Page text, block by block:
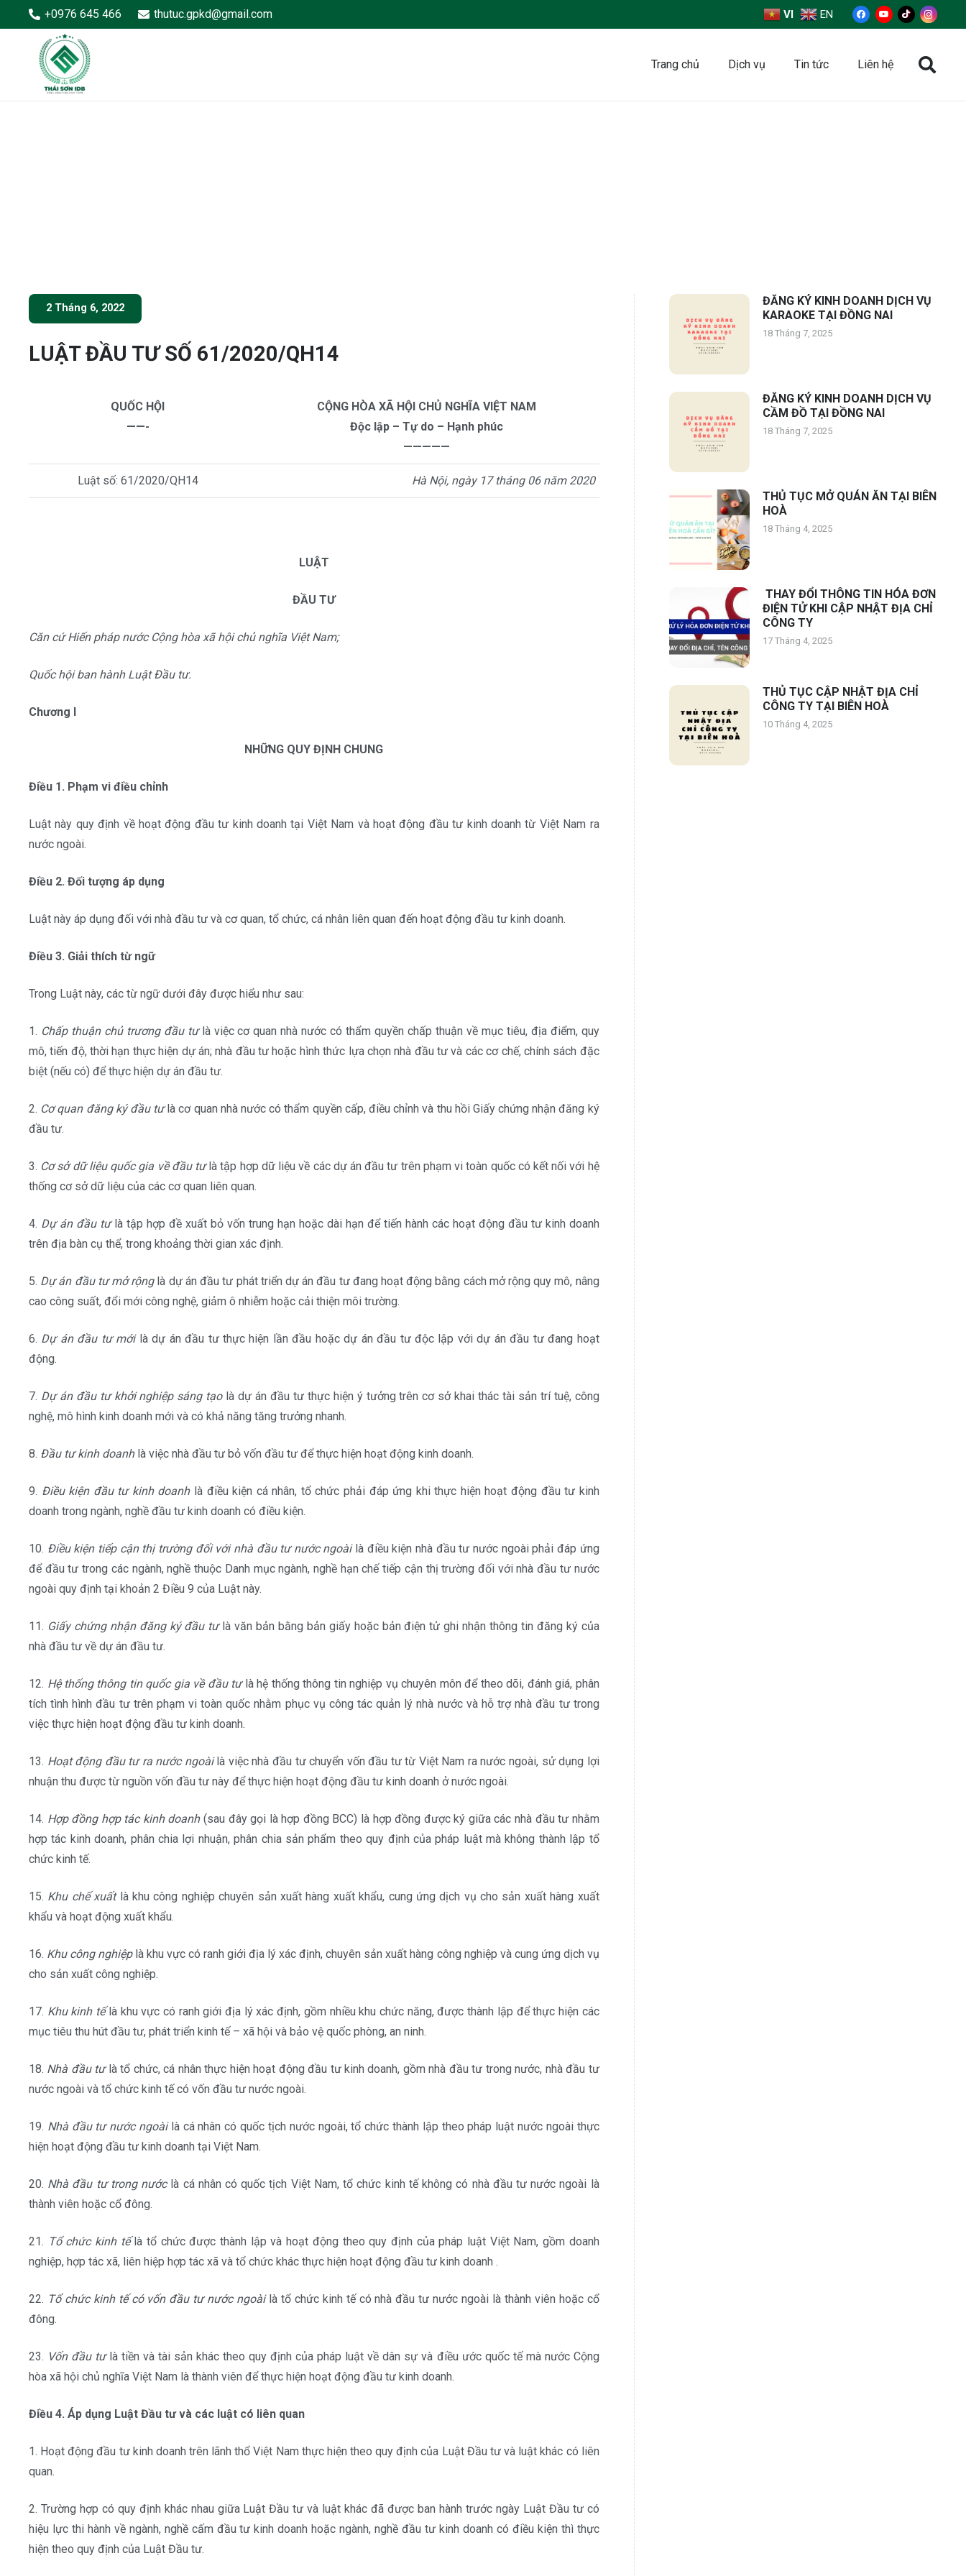
+0976 645 466 thutuc.gpkd@gmail.com VI EN
Trang chủ Dịch vụ Tin tức Liên hệ
2 Tháng 6, 2022
LUẬT ĐẦU TƯ SỐ 61/2020/QH14
QUỐC HỘI
——-
CỘNG HÒA XÃ HỘI CHỦ NGHĨA VIỆT NAM
Độc lập – Tự do – Hạnh phúc
—————
Luật số: 61/2020/QH14 Hà Nội, ngày 17 tháng 06 năm 2020
LUẬT
ĐẦU TƯ
Căn cứ Hiến pháp nước Cộng hòa xã hội chủ nghĩa Việt Nam;
Quốc hội ban hành Luật Đầu tư.
Chương I
NHỮNG QUY ĐỊNH CHUNG
Điều 1. Phạm vi điều chỉnh
Luật này quy định về hoạt động đầu tư kinh doanh tại Việt Nam và hoạt động đầu tư kinh doanh từ Việt Nam ra
nước ngoài.
Điều 2. Đối tượng áp dụng
Luật này áp dụng đối với nhà đầu tư và cơ quan, tổ chức, cá nhân liên quan đến hoạt động đầu tư kinh doanh.
Điều 3. Giải thích từ ngữ
Trong Luật này, các từ ngữ dưới đây được hiểu như sau:
1. Chấp thuận chủ trương đầu tưlà việc cơ quan nhà nước có thẩm quyền chấp thuận về mục tiêu, địa điểm, quy
mô, tiến độ, thời hạn thực hiện dự án; nhà đầu tư hoặc hình thức lựa chọn nhà đầu tư và các cơ chế, chính sách đặc
biệt (nếu có) để thực hiện dự án đầu tư.
2. Cơ quan đăng ký đầu tưlà cơ quan nhà nước có thẩm quyền cấp, điều chỉnh và thu hồi Giấy chứng nhận đăng ký
đầu tư.
3. Cơ sở dữ liệu quốc gia về đầu tưlà tập hợp dữ liệu về các dự án đầu tư trên phạm vi toàn quốc có kết nối với hệ
thống cơ sở dữ liệu của các cơ quan liên quan.
4. Dự án đầu tưlà tập hợp đề xuất bỏ vốn trung hạn hoặc dài hạn để tiến hành các hoạt động đầu tư kinh doanh
trên địa bàn cụ thể, trong khoảng thời gian xác định.
5. Dự án đầu tư mở rộnglà dự án đầu tư phát triển dự án đầu tư đang hoạt động bằng cách mở rộng quy mô, nâng
cao công suất, đổi mới công nghệ, giảm ô nhiễm hoặc cải thiện môi trường.
6. Dự án đầu tư mớilà dự án đầu tư thực hiện lần đầu hoặc dự án đầu tư độc lập với dự án đầu tư đang hoạt
động.
7. Dự án đầu tư khởi nghiệp sáng tạolà dự án đầu tư thực hiện ý tưởng trên cơ sở khai thác tài sản trí tuệ, công
nghệ, mô hình kinh doanh mới và có khả năng tăng trưởng nhanh.
8. Đầu tư kinh doanhlà việc nhà đầu tư bỏ vốn đầu tư để thực hiện hoạt động kinh doanh.
9. Điều kiện đầu tư kinh doanhlà điều kiện cá nhân, tổ chức phải đáp ứng khi thực hiện hoạt động đầu tư kinh
doanh trong ngành, nghề đầu tư kinh doanh có điều kiện.
10. Điều kiện tiếp cận thị trường đối với nhà đầu tư nước ngoàilà điều kiện nhà đầu tư nước ngoài phải đáp ứng
để đầu tư trong các ngành, nghề thuộc Danh mục ngành, nghề hạn chế tiếp cận thị trường đối với nhà đầu tư nước
ngoài quy định tại khoản 2 Điều 9 của Luật này.
11. Giấy chứng nhận đăng ký đầu tưlà văn bản bằng bản giấy hoặc bản điện tử ghi nhận thông tin đăng ký của
nhà đầu tư về dự án đầu tư.
12. Hệ thống thông tin quốc gia về đầu tưlà hệ thống thông tin nghiệp vụ chuyên môn để theo dõi, đánh giá, phân
tích tình hình đầu tư trên phạm vi toàn quốc nhằm phục vụ công tác quản lý nhà nước và hỗ trợ nhà đầu tư trong
việc thực hiện hoạt động đầu tư kinh doanh.
13. Hoạt động đầu tư ra nước ngoàilà việc nhà đầu tư chuyển vốn đầu tư từ Việt Nam ra nước ngoài, sử dụng lợi
nhuận thu được từ nguồn vốn đầu tư này để thực hiện hoạt động đầu tư kinh doanh ở nước ngoài.
14. Hợp đồng hợp tác kinh doanh(sau đây gọi là hợp đồng BCC) là hợp đồng được ký giữa các nhà đầu tư nhằm
hợp tác kinh doanh, phân chia lợi nhuận, phân chia sản phẩm theo quy định của pháp luật mà không thành lập tổ
chức kinh tế.
15. Khu chế xuấtlà khu công nghiệp chuyên sản xuất hàng xuất khẩu, cung ứng dịch vụ cho sản xuất hàng xuất
khẩu và hoạt động xuất khẩu.
16. Khu công nghiệplà khu vực có ranh giới địa lý xác định, chuyên sản xuất hàng công nghiệp và cung ứng dịch vụ
cho sản xuất công nghiệp.
17. Khu kinh tếlà khu vực có ranh giới địa lý xác định, gồm nhiều khu chức năng, được thành lập để thực hiện các
mục tiêu thu hút đầu tư, phát triển kinh tế – xã hội và bảo vệ quốc phòng, an ninh.
18. Nhà đầu tưlà tổ chức, cá nhân thực hiện hoạt động đầu tư kinh doanh, gồm nhà đầu tư trong nước, nhà đầu tư
nước ngoài và tổ chức kinh tế có vốn đầu tư nước ngoài.
19. Nhà đầu tư nước ngoàilà cá nhân có quốc tịch nước ngoài, tổ chức thành lập theo pháp luật nước ngoài thực
hiện hoạt động đầu tư kinh doanh tại Việt Nam.
20. Nhà đầu tư trong nướclà cá nhân có quốc tịch Việt Nam, tổ chức kinh tế không có nhà đầu tư nước ngoài là
thành viên hoặc cổ đông.
21. Tổ chức kinh tếlà tổ chức được thành lập và hoạt động theo quy định của pháp luật Việt Nam, gồm doanh
nghiệp, hợp tác xã, liên hiệp hợp tác xã và tổ chức khác thực hiện hoạt động đầu tư kinh doanh .
22. Tổ chức kinh tế có vốn đầu tư nước ngoàilà tổ chức kinh tế có nhà đầu tư nước ngoài là thành viên hoặc cổ
đông.
23. Vốn đầu tưlà tiền và tài sản khác theo quy định của pháp luật về dân sự và điều ước quốc tế mà nước Cộng
hòa xã hội chủ nghĩa Việt Nam là thành viên để thực hiện hoạt động đầu tư kinh doanh.
Điều 4. Áp dụng Luật Đầu tư và các luật có liên quan
1. Hoạt động đầu tư kinh doanh trên lãnh thổ Việt Nam thực hiện theo quy định của Luật Đầu tư và luật khác có liên
quan.
2. Trường hợp có quy định khác nhau giữa Luật Đầu tư và luật khác đã được ban hành trước ngày Luật Đầu tư có
hiệu lực thi hành về ngành, nghề cấm đầu tư kinh doanh hoặc ngành, nghề đầu tư kinh doanh có điều kiện thì thực
hiện theo quy định của Luật Đầu tư.
ĐĂNG KÝ KINH DOANH DỊCH VỤ
KARAOKE TẠI ĐỒNG NAI
18 Tháng 7, 2025
ĐĂNG KÝ KINH DOANH DỊCH VỤ
CẦM ĐỒ TẠI ĐỒNG NAI
18 Tháng 7, 2025
THỦ TỤC MỞ QUÁN ĂN TẠI BIÊN
HOÀ
18 Tháng 4, 2025
THAY ĐỔI THÔNG TIN HÓA ĐƠN
ĐIỆN TỬ KHI CẬP NHẬT ĐỊA CHỈ
CÔNG TY
17 Tháng 4, 2025
THỦ TỤC CẬP NHẬT ĐỊA CHỈ
CÔNG TY TẠI BIÊN HOÀ
10 Tháng 4, 2025